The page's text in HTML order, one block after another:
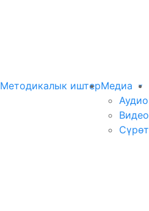
Методикалык иштерМедиа
Аудио
Видео
Сүрөт